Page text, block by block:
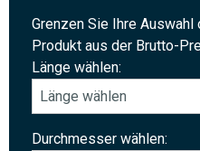
Grenzen Sie Ihre
Produkt aus der Brutto-
Länge wählen:
Durchmesser wählen: